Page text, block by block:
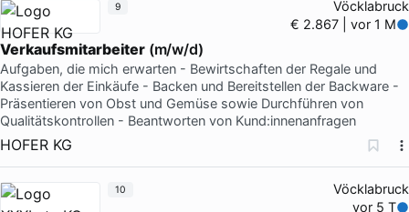
Vöcklabruck
€ 2.867 | vor 1 M
Verkaufsmitarbeiter(m/w/d)
Aufgaben, die mich erwarten - Bewirtschaften der Regale und
Kassieren der Einkäufe - Backen und Bereitstellen der Backware -
Präsentieren von Obst und Gemüse sowie Durchführen von
Qualitätskontrollen - Beantworten von Kund:innenanfragen
HOFER KG
9
Vöcklabruck
vor 5 T
10